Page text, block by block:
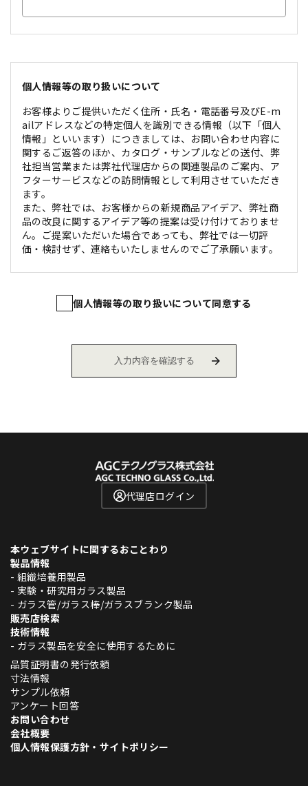
個人情報等の取り扱いについて
お客様よりご提供いただく住所・氏名・電話番号及びE-m
ailアドレスなどの特定個人を識別できる情報（以下「個人
情報」といいます）につきましては、お問い合わせ内容に
関するご返答のほか、カタログ・サンプルなどの送付、弊
社担当営業または弊社代理店からの関連製品のご案内、ア
フターサービスなどの訪問情報として利用させていただき
ます。
また、弊社では、お客様からの新規商品アイデア、弊社商
品の改良に関するアイデア等の提案は受け付けておりませ
ん。ご提案いただいた場合であっても、弊社では一切評
価・検討せず、連絡もいたしませんのでご了承願います。
個人情報等の取り扱いについて同意する
代理店ログイン
本ウェブサイトに関するおことわり
製品情報
- 組織培養用製品
- 実験・研究用ガラス製品
- ガラス管/ガラス棒/ガラスブランク製品
販売店検索
技術情報
- ガラス製品を安全に使用するために
品質証明書の発行依頼
寸法情報
サンプル依頼
アンケート回答
お問い合わせ
会社概要
個人情報保護方針・サイトポリシー